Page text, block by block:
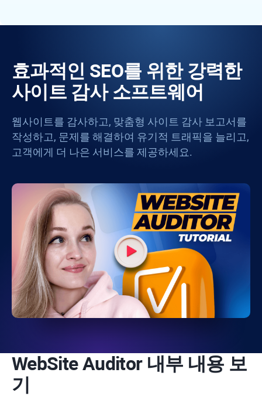
효과적인 SEO를 위한 강력한
사이트 감사 소프트웨어
웹사이트를 감사하고, 맞춤형 사이트 감사 보고서를
작성하고, 문제를 해결하여 유기적 트래픽을 늘리고,
고객에게 더 나은 서비스를 제공하세요.
WebSite Auditor내부 내용 보
기